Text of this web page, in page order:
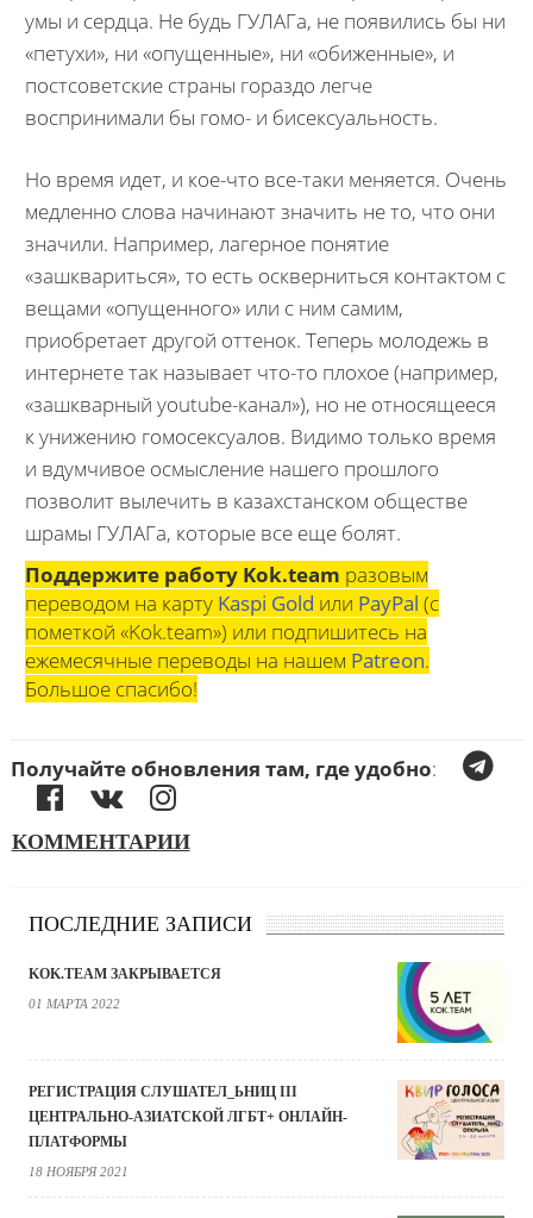
умы и сердца. Не будь ГУЛАГа, не появились бы ни
«петухи», ни «опущенные», ни «обиженные», и
постсоветские страны гораздо легче
воспринимали бы гомо- и бисексуальность.
Но время идет, и кое-что все-таки меняется. Очень
медленно слова начинают значить не то, что они
значили. Например, лагерное понятие
«зашквариться», то есть оскверниться контактом с
вещами «опущенного» или с ним самим,
приобретает другой оттенок. Теперь молодежь в
интернете так называет что-то плохое (например,
«зашкварный youtube-канал»), но не относящееся
к унижению гомосексуалов. Видимо только время
и вдумчивое осмысление нашего прошлого
позволит вылечить в казахстанском обществе
шрамы ГУЛАГа, которые все еще болят.
Поддержите работу Kok.team разовым
переводом на карту Kaspi Gold или PayPal (с
пометкой «Kok.team») или подпишитесь на
ежемесячные переводы на нашем Patreon.
Большое спасибо!
Получайте обновления там, где удобно:
КОММЕНТАРИИ
ПОСЛЕДНИЕ ЗАПИСИ
KOK.TEAM ЗАКРЫВАЕТСЯ
01 МАРТА 2022
РЕГИСТРАЦИЯ СЛУШАТЕЛ_ЬНИЦ III
ЦЕНТРАЛЬНО-АЗИАТСКОЙ ЛГБТ+ ОНЛАЙН-
ПЛАТФОРМЫ
18 НОЯБРЯ 2021